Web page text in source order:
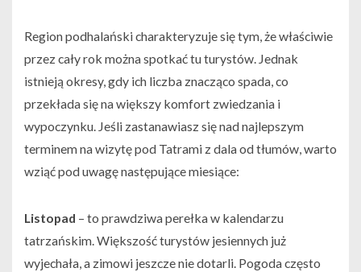
Region podhalański charakteryzuje się tym, że właściwie
przez cały rok można spotkać tu turystów. Jednak
istnieją okresy, gdy ich liczba znacząco spada, co
przekłada się na większy komfort zwiedzania i
wypoczynku. Jeśli zastanawiasz się nad najlepszym
terminem na wizytę pod Tatrami z dala od tłumów, warto
wziąć pod uwagę następujące miesiące:
Listopad – to prawdziwa perełka w kalendarzu
tatrzańskim. Większość turystów jesiennych już
wyjechała, a zimowi jeszcze nie dotarli. Pogoda często